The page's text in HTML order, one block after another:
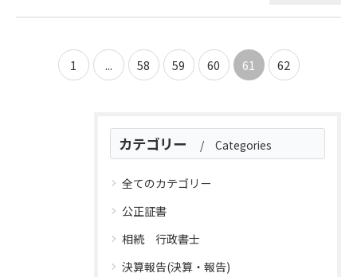
1 ... 58 59 60 61 62
カテゴリー Categories
全てのカテゴリー
公正証書
相続 行政書士
決算報告(決算・報告)